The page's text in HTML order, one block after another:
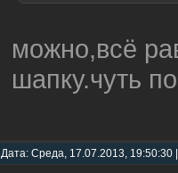
можно,всё
шапку.чуть
Дата: Среда, 17.07.2013,